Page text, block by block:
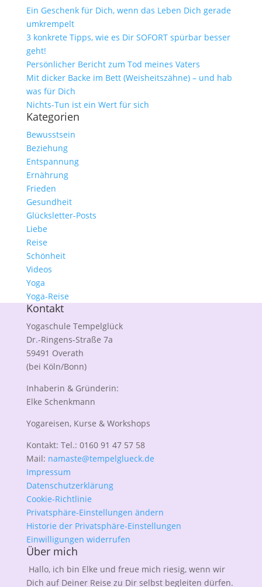
Ein Geschenk für Dich, wenn das Leben Dich gerade
umkrempelt
3 konkrete Tipps, wie es Dir SOFORT spürbar besser
geht!
Persönlicher Bericht zum Tod meines Vaters
Mit dicker Backe im Bett (Weisheitszähne) – und hab
was für Dich
Nichts-Tun ist ein Wert für sich
Kategorien
Bewusstsein
Beziehung
Entspannung
Ernährung
Frieden
Gesundheit
Glücksletter-Posts
Liebe
Reise
Schönheit
Videos
Yoga
Yoga-Reise
Kontakt
Yogaschule Tempelglück
Dr.-Ringens-Straße 7a
59491 Overath
(bei Köln/Bonn)
Inhaberin & Gründerin:
Elke Schenkmann
Yogareisen, Kurse & Workshops
Kontakt: Tel.: 0160 91 47 57 58
Mail: namaste@tempelglueck.de
Impressum
Datenschutzerklärung
Cookie-Richtlinie
Privatsphäre-Einstellungen ändern
Historie der Privatsphäre-Einstellungen
Einwilligungen widerrufen
Über mich
Hallo, ich bin Elke und freue mich riesig, wenn wir
Dich auf Deiner Reise zu Dir selbst begleiten dürfen.